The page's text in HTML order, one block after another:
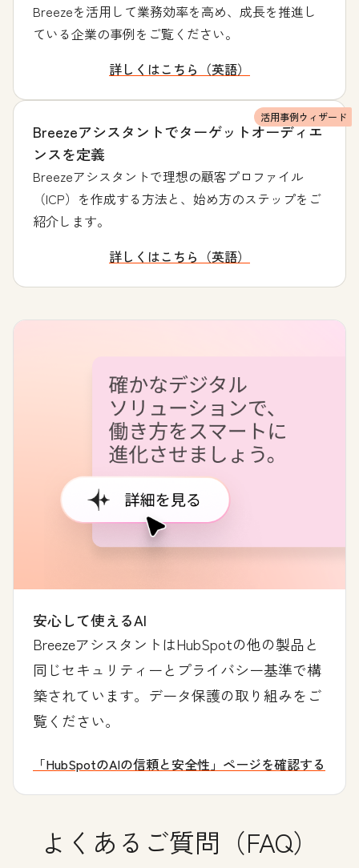
Breezeを活用して業務効率を高め、成長を推進し
ている企業の事例をご覧ください。
詳しくはこちら（英語）
活用事例ウィザード
Breezeアシスタントでターゲットオーディエ
ンスを定義
Breezeアシスタントで理想の顧客プロファイル
（ICP）を作成する方法と、始め方のステップをご
紹介します。
詳しくはこちら（英語）
安心して使えるAI
BreezeアシスタントはHubSpotの他の製品と
同じセキュリティーとプライバシー基準で構
築されています。データ保護の取り組みをご
覧ください。
「HubSpotのAIの信頼と安全性」ページを確認する
よくあるご質問（FAQ）